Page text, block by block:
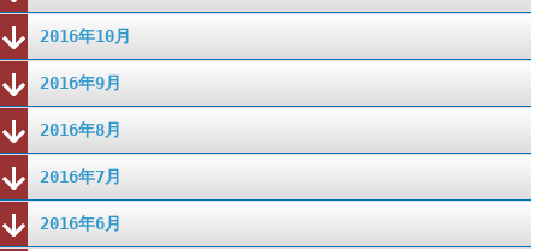
2016年10月
2016年9月
2016年8月
2016年7月
2016年6月